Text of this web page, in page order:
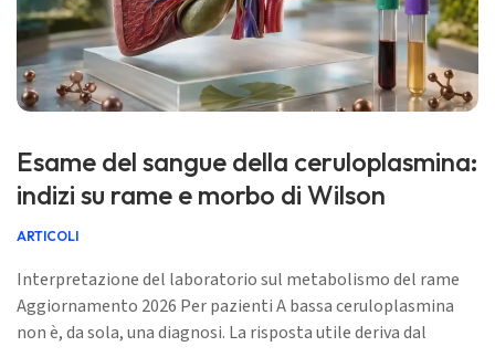
Esame del sangue della ceruloplasmina:
indizi su rame e morbo di Wilson
ARTICOLI
Interpretazione del laboratorio sul metabolismo del rame
Aggiornamento 2026 Per pazienti A bassa ceruloplasmina
non è, da sola, una diagnosi. La risposta utile deriva dal